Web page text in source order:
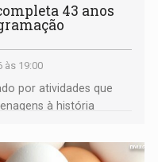
43 anos
às 19:00
por atividades que
à história